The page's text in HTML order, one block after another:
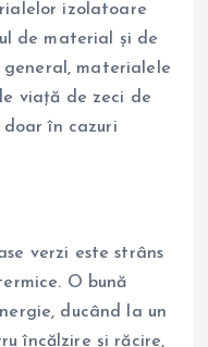
izolatoare
de material și de
materialele
viață de zeci de
doar în cazuri
verzi este strâns
O bună
ducând la un
încălzire și răcire,